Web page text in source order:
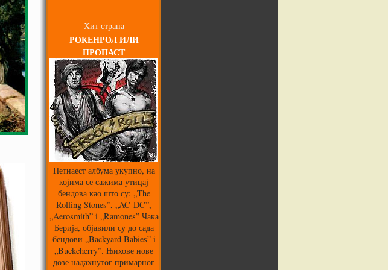
Хит страна
РОКЕНРОЛ ИЛИ
ПРОПАСТ
Петнаест албума укупно, на
којима се сажима утицај
бендова као што су: „The
Rolling Stones”, „AC-DC”,
„Aerosmith” i „Ramones” Чака
Берија, објавили су до сада
бендови „Backyard Babies” i
„Buckcherry”. Њихове нове
дозе надахнутог примарног